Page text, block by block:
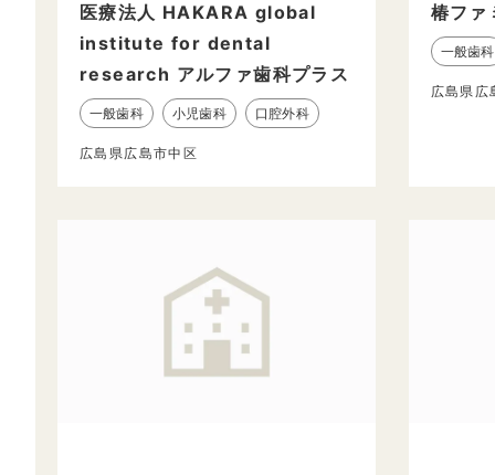
医療法人 HAKARA global
institute for dental
research アルファ歯科プラス
一般歯科 小児歯科 口腔外科
広島県広島市中区
椿ファ
一般歯科
広島県広